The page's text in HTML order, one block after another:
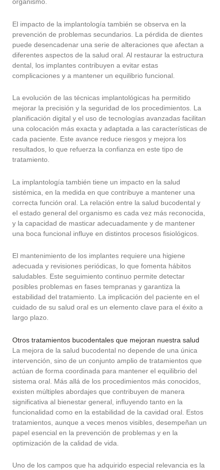
organismo.
El impacto de la implantología también se observa en la
prevención de problemas secundarios. La pérdida de dientes
puede desencadenar una serie de alteraciones que afectan a
diferentes aspectos de la salud oral. Al restaurar la estructura
dental, los implantes contribuyen a evitar estas
complicaciones y a mantener un equilibrio funcional.
La evolución de las técnicas implantológicas ha permitido
mejorar la precisión y la seguridad de los procedimientos. La
planificación digital y el uso de tecnologías avanzadas facilitan
una colocación más exacta y adaptada a las características de
cada paciente. Este avance reduce riesgos y mejora los
resultados, lo que refuerza la confianza en este tipo de
tratamiento.
La implantología también tiene un impacto en la salud
sistémica, en la medida en que contribuye a mantener una
correcta función oral. La relación entre la salud bucodental y
el estado general del organismo es cada vez más reconocida,
y la capacidad de masticar adecuadamente y de mantener
una boca funcional influye en distintos procesos fisiológicos.
El mantenimiento de los implantes requiere una higiene
adecuada y revisiones periódicas, lo que fomenta hábitos
saludables. Este seguimiento continuo permite detectar
posibles problemas en fases tempranas y garantiza la
estabilidad del tratamiento. La implicación del paciente en el
cuidado de su salud oral es un elemento clave para el éxito a
largo plazo.
Otros tratamientos bucodentales que mejoran nuestra salud
La mejora de la salud bucodental no depende de una única
intervención, sino de un conjunto amplio de tratamientos que
actúan de forma coordinada para mantener el equilibrio del
sistema oral. Más allá de los procedimientos más conocidos,
existen múltiples abordajes que contribuyen de manera
significativa al bienestar general, influyendo tanto en la
funcionalidad como en la estabilidad de la cavidad oral. Estos
tratamientos, aunque a veces menos visibles, desempeñan un
papel esencial en la prevención de problemas y en la
optimización de la calidad de vida.
Uno de los campos que ha adquirido especial relevancia es la